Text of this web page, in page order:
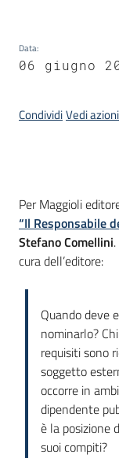
Contatti
Seguici
su
Data:
06 giugno
CondividiVedi azioni
Per Maggioli
“Il Responsabile
Stefano Comellini
cura dell’editore:
Quando deve
nominarlo?
requisiti sono
soggetto
occorre in
dipendente
è la posizione
suoi compiti?